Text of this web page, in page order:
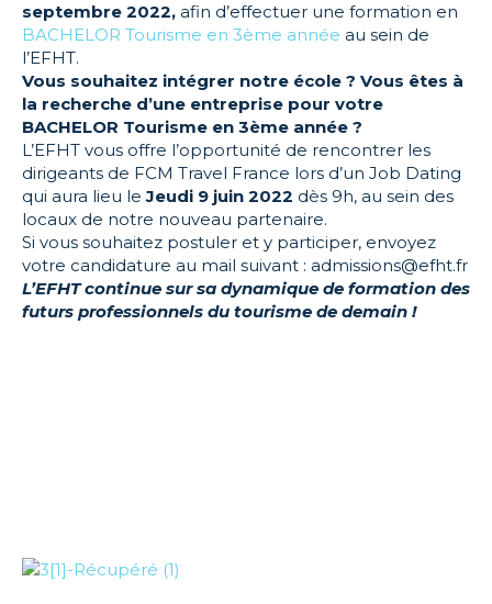
septembre 2022, afin d’effectuer une formation en
BACHELOR Tourisme en 3ème année au sein de
l’EFHT.
Vous souhaitez intégrer notre école ? Vous êtes à
la recherche d’une entreprise pour votre
BACHELOR Tourisme en 3ème année ?
L’EFHT vous offre l’opportunité de rencontrer les
dirigeants de FCM Travel France lors d’un Job Dating
qui aura lieu leJeudi 9 juin 2022 dès 9h, au sein des
locaux de notre nouveau partenaire.
Si vous souhaitez postuler et y participer, envoyez
votre candidature au mail suivant : admissions@efht.fr
L’EFHT continue sur sa dynamique de formation des
futurs professionnels du tourisme de demain !